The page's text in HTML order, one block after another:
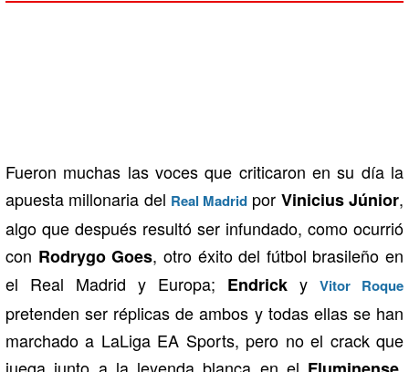
Fueron muchas las voces que criticaron en su día la
apuesta millonaria del Real Madrid por Vinicius Júnior,
algo que después resultó ser infundado, como ocurrió
con Rodrygo Goes, otro éxito del fútbol brasileño en
el Real Madrid y Europa; Endrick y Vitor Roque
pretenden ser réplicas de ambos y todas ellas se han
marchado a LaLiga EA Sports, pero no el crack que